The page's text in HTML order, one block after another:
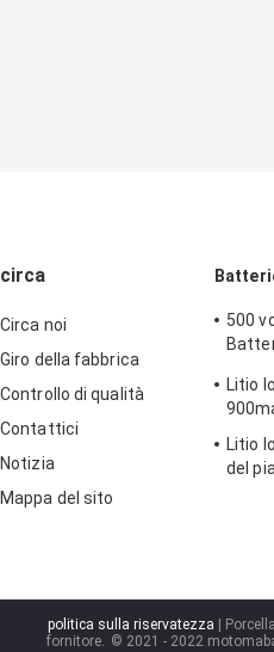
circa
Circa noi
Giro della fabbrica
Controllo di qualità
Contattici
Notizia
Mappa del sito
500
Litio
Litio
del
politica sulla riservatezza |
fornitore. © 2021 - 2022